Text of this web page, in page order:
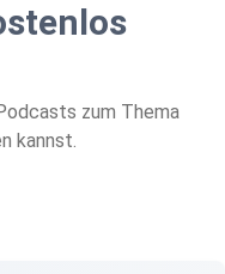
zum Thema
kannst.